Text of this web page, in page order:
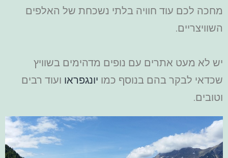
מחכה לכם עוד חוויה בלתי נשכחת של האלפים
השוויצריים.
יש לא מעט אתרים עם נופים מדהימים בשוויץ
שכדאי לבקר בהם בנוסף כמו יונגפראו ועוד רבים
וטובים.